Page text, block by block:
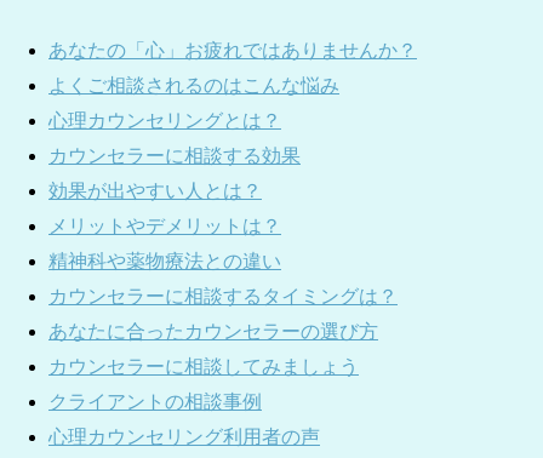
あなたの「心」お疲れではありませんか？
よくご相談されるのはこんな悩み
心理カウンセリングとは？
カウンセラーに相談する効果
効果が出やすい人とは？
メリットやデメリットは？
精神科や薬物療法との違い
カウンセラーに相談するタイミングは？
あなたに合ったカウンセラーの選び方
カウンセラーに相談してみましょう
クライアントの相談事例
心理カウンセリング利用者の声